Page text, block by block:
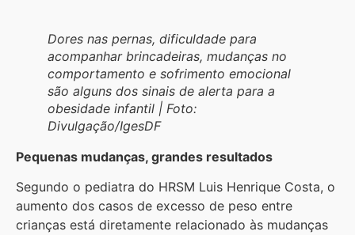
Dores nas pernas, dificuldade para
acompanhar brincadeiras, mudanças no
comportamento e sofrimento emocional
são alguns dos sinais de alerta para a
obesidade infantil | Foto:
Divulgação/IgesDF
Pequenas mudanças, grandes resultados
Segundo o pediatra do HRSM Luis Henrique Costa, o
aumento dos casos de excesso de peso entre
crianças está diretamente relacionado às mudanças